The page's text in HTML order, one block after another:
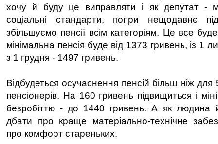
хочу й буду це виправляти і як депутат -
соціальні стандарти, попри нещодавнє
збільшуємо пенсії всім категоріям. Це все
мінімальна пенсія буде від 1373 гривень, із 1
з 1 грудня - 1497 гривень.
Відбудеться осучаснення пенсій більш ніж для
пенсіонерів. На 160 гривень підвищиться і
безробіттю - до 1440 гривень. А як людина й
дбати про краще матеріально-технічне
про комфорт стареньких.